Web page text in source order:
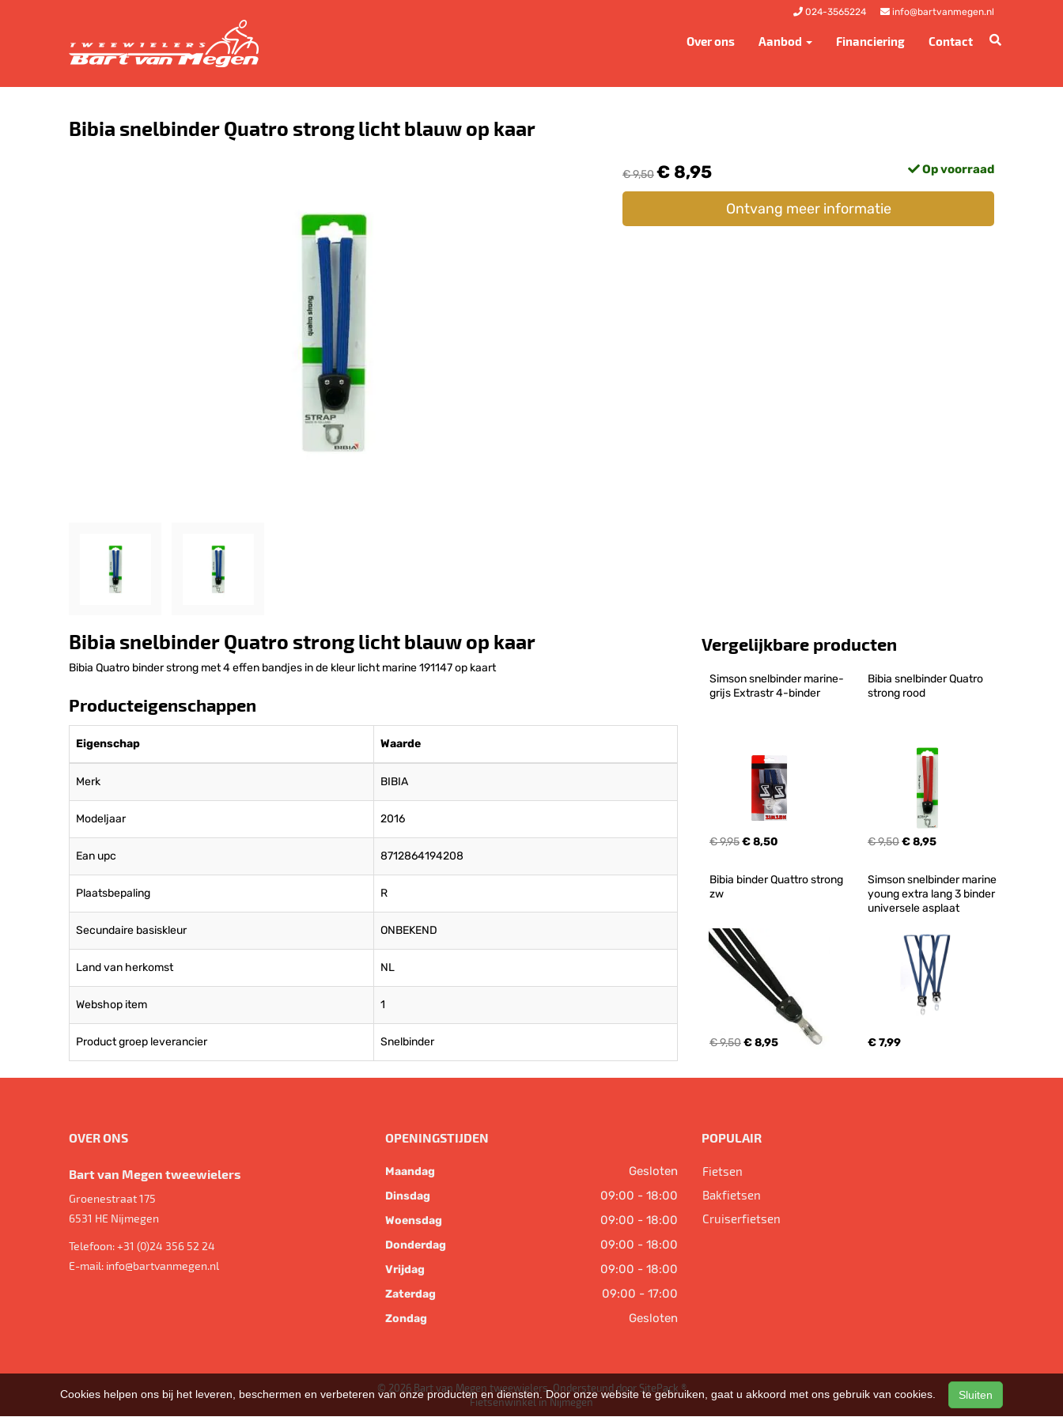
024-3565224 info@bartvanmegen.nl
Over ons Aanbod Financiering Contact
Bibia snelbinder Quatro strong licht blauw op kaar
€ 9,50€ 8,95 Op voorraad
Ontvang meer informatie
Bibia snelbinder Quatro strong licht blauw op kaar
Bibia Quatro binder strong met 4 effen bandjes in de kleur licht marine 191147 op kaart
Producteigenschappen
Eigenschap Waarde
Merk BIBIA
Modeljaar 2016
Ean upc 8712864194208
Plaatsbepaling R
Secundaire basiskleur ONBEKEND
Land van herkomst NL
Webshop item 1
Product groep leverancier Snelbinder
Vergelijkbare producten
Simson snelbinder marine-
grijs Extrastr 4-binder
€ 9,95€ 8,50
Bibia snelbinder Quatro
strong rood
€ 9,50€ 8,95
Bibia binder Quattro strong
zw
€ 9,50€ 8,95
Simson snelbinder marine
young extra lang 3 binder
universele asplaat
€ 7,99
OVER ONS
Bart van Megen tweewielers
Groenestraat 175
6531 HE Nijmegen
Telefoon:+31 (0)24 356 52 24
E-mail: info@bartvanmegen.nl
OPENINGSTIJDEN
Maandag Gesloten
Dinsdag 09:00 - 18:00
Woensdag 09:00 - 18:00
Donderdag 09:00 - 18:00
Vrijdag 09:00 - 18:00
Zaterdag 09:00 - 17:00
Zondag Gesloten
POPULAIR
Fietsen
Bakfietsen
Cruiserfietsen
© 2026 Bart van Megen tweewielers. Ondersteund door SitePack ®
Fietsenwinkel in Nijmegen
Cookies helpen ons bij het leveren, beschermen en verbeteren van onze producten en diensten. Door onze website te gebruiken, gaat u akkoord met ons gebruik van cookies. Sluiten